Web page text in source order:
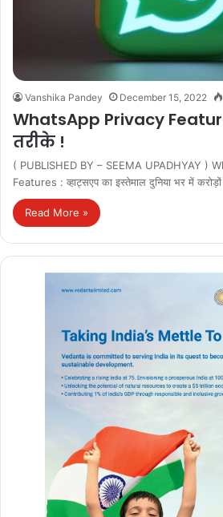
Vanshika Pandey December 15, 2022
WhatsApp Privacy
तरीके !
( PUBLISHED BY – SEEMA UPADHYAY )
Features : व्हाट्सएप का इस्तेमाल दुनिया भर में
Read More »